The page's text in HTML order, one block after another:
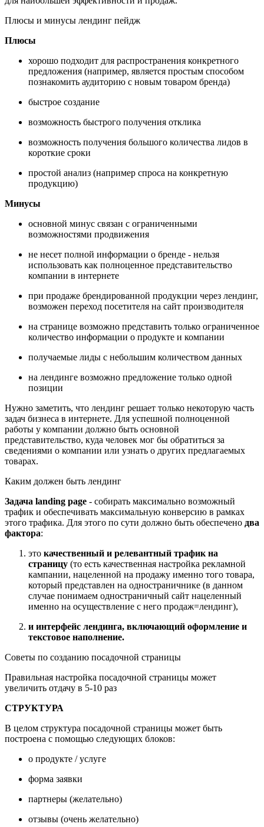
Плюсы и минусы лендинг пейдж
Плюсы
хорошо подходит для распространения конкретного
предложения (например, является простым способом
познакомить аудиторию с новым товаром бренда)
быстрое создание
возможность быстрого получения отклика
возможность получения большого количества лидов в
короткие сроки
простой анализ (например спроса на конкретную
продукцию)
Минусы
основной минус связан с ограниченными
возможностями продвижения
не несет полной информации о бренде - нельзя
использовать как полноценное представительство
компании в интернете
при продаже брендированной продукции через лендинг,
возможен переход посетителя на сайт производителя
на странице возможно представить только ограниченное
количество информации о продукте и компании
получаемые лиды с небольшим количеством данных
на лендинге возможно предложение только одной
позиции
Нужно заметить, что лендинг решает только некоторую часть
задач бизнеса в интернете. Для успешной полноценной
работы у компании должно быть основной
представительство, куда человек мог бы обратиться за
сведениями о компании или узнать о других предлагаемых
товарах.
Каким должен быть лендинг
Задача landing page - собирать максимально возможный
трафик и обеспечивать максимальную конверсию в рамках
этого трафика. Для этого по сути должно быть обеспечено два
фактора:
это качественный и релевантный трафик на
страницу (то есть качественная настройка рекламной
кампании, нацеленной на продажу именно того товара,
который представлен на одностраничнике (в данном
случае понимаем одностраничный сайт нацеленный
именно на осуществление с него продаж=лендинг),
и интерфейс лендинга, включающий оформление и
текстовое наполнение.
Советы по созданию посадочной страницы
Правильная настройка посадочной страницы может
увеличить отдачу в 5-10 раз
СТРУКТУРА
В целом структура посадочной страницы может быть
построена с помощью следующих блоков:
о продукте / услуге
форма заявки
партнеры (желательно)
отзывы (очень желательно)